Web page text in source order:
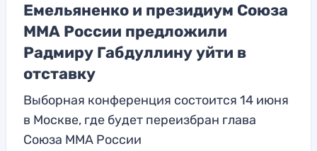
Емельяненко и президиум Союза
ММА России предложили
Радмиру Габдуллину уйти в
отставку
Выборная конференция состоится 14 июня
в Москве, где будет переизбран глава
Союза ММА России